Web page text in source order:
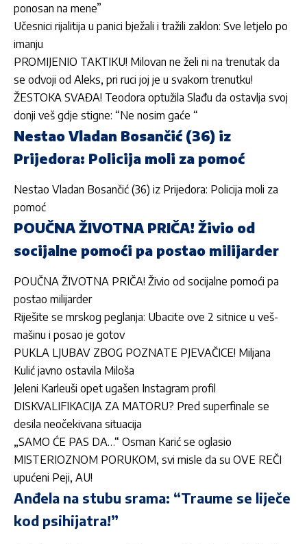
ponosan na mene”
Učesnici rijalitija u panici bježali i tražili zaklon: Sve letjelo po
imanju
PROMIJENIO TAKTIKU! Milovan ne želi ni na trenutak da
se odvoji od Aleks, pri ruci joj je u svakom trenutku!
ŽESTOKA SVAĐA! Teodora optužila Slađu da ostavlja svoj
donji veš gdje stigne: “Ne nosim gaće “
Nestao Vladan Bosančić (36) iz
Prijedora: Policija moli za pomoć
Nestao Vladan Bosančić (36) iz Prijedora: Policija moli za
pomoć
POUČNA ŽIVOTNA PRIČA! Živio od
socijalne pomoći pa postao milijarder
POUČNA ŽIVOTNA PRIČA! Živio od socijalne pomoći pa
postao milijarder
Riješite se mrskog peglanja: Ubacite ove 2 sitnice u veš-
mašinu i posao je gotov
PUKLA LJUBAV ZBOG POZNATE PJEVAČICE! Miljana
Kulić javno ostavila Miloša
Jeleni Karleuši opet ugašen Instagram profil
DISKVALIFIKACIJA ZA MATORU? Pred superfinale se
desila neočekivana situacija
„SAMO ĆE PAS DA…“ Osman Karić se oglasio
MISTERIOZNOM PORUKOM, svi misle da su OVE REČI
upućeni Peji, AU!
Anđela na stubu srama: “Traume se liječe
kod psihijatra!”